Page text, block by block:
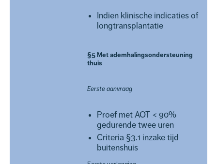
Indien klinische indicaties of
longtransplantatie
§5 Met ademhalingsondersteuning
thuis
Eerste aanvraag
Proef met AOT < 90%
gedurende twee uren
Criteria §3.1 inzake tijd
buitenshuis